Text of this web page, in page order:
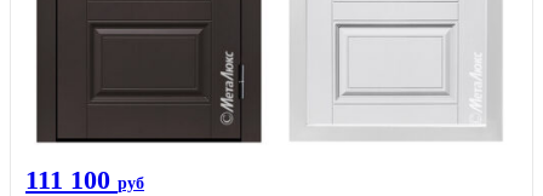
111 100 руб